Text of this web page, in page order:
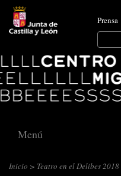
Prensa
Search
for:
Ok
Centro
Cultural
Miguel
Delibes
Menú
Inicio > Teatro en el Delibes 2018